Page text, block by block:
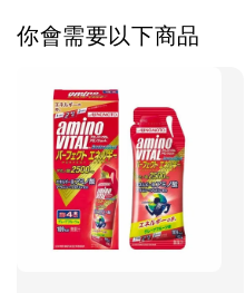
你會需要以下商品